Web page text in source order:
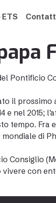
Pontificio
il
e nel 2015;
tempo. Fra
di
Consiglio
con